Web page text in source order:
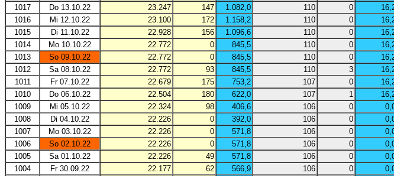
1017
Do 13.10.22 23.247 147 1.082,0 110 0
1016
Mi 12.10.22 23.100 172 1.158,2 110 0
1015
Di 11.10.22 22.928 156 1.096,6 110 0
1014
Mo 10.10.22 22.772 0 845,5 110 0
1013
So 09.10.22 22.772 0 845,5 110 0
1012
Sa 08.10.22 22.772 93 845,5 110 3
1011
Fr 07.10.22 22.679 175 753,2 107 0
1010
Do 06.10.22 22.504 180 622,0 107 1
1009
Mi 05.10.22 22.324 98 406,6 106 0
1008
Di 04.10.22 22.226 0 392,0 106 0
1007
Mo 03.10.22 22.226 0 571,8 106 0
1006
So 02.10.22 22.226 0 571,8 106 0
1005
Sa 01.10.22 22.226 49 571,8 106 0
1004
Fr 30.09.22 22.177 62 566,9 106 0